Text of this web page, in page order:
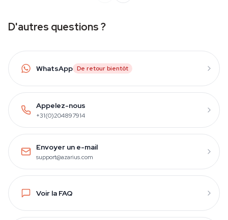
D'autres questions ?
WhatsApp De retour bientôt
Appelez-nous
+31(0)204897914
Envoyer un e-mail
support@azarius.com
Voir la FAQ